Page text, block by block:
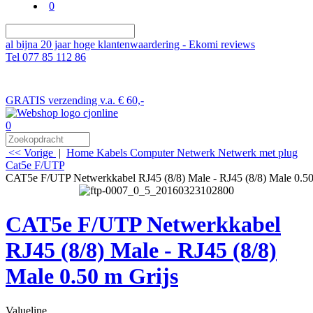
0
al bijna 20 jaar hoge klantenwaardering - Ekomi reviews
Tel 077 85 112 86
GRATIS verzending v.a. € 60,-
0
<< Vorige | Home Kabels Computer Netwerk Netwerk met plug
Cat5e F/UTP
CAT5e F/UTP Netwerkkabel RJ45 (8/8) Male - RJ45 (8/8) Male
CAT5e F/UTP Netwerkkabel
RJ45 (8/8) Male - RJ45 (8/8)
Male 0.50 m Grijs
Valueline